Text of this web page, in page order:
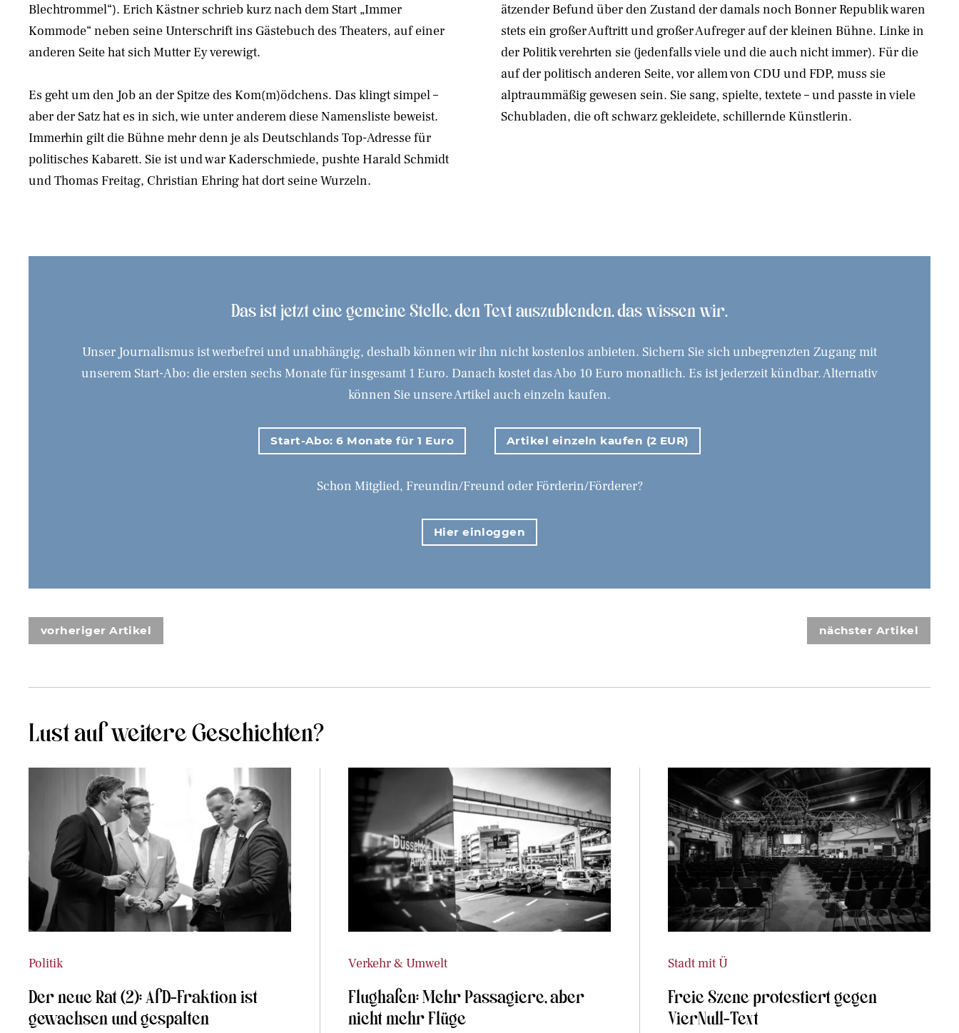
Blechtrommel“). Erich Kästner schrieb kurz nach dem Start „Immer
Kommode“ neben seine Unterschrift ins Gästebuch des Theaters, auf einer
anderen Seite hat sich Mutter Ey verewigt.
Es geht um den Job an der Spitze des Kom(m)ödchens. Das klingt simpel –
aber der Satz hat es in sich, wie unter anderem diese Namensliste beweist.
Immerhin gilt die Bühne mehr denn je als Deutschlands Top-Adresse für
politisches Kabarett. Sie ist und war Kaderschmiede, pushte Harald Schmidt
und Thomas Freitag, Christian Ehring hat dort seine Wurzeln.
ätzender Befund über den Zustand der damals noch Bonner Republik waren
stets ein großer Auftritt und großer Aufreger auf der kleinen Bühne. Linke in
der Politik verehrten sie (jedenfalls viele und die auch nicht immer). Für die
auf der politisch anderen Seite, vor allem von CDU und FDP, muss sie
alptraummäßig gewesen sein. Sie sang, spielte, textete – und passte in viele
Schubladen, die oft schwarz gekleidete, schillernde Künstlerin.
Das ist jetzt eine gemeine Stelle, den Text auszublenden, das wissen wir.
Unser Journalismus ist werbefrei und unabhängig, deshalb können wir ihn nicht kostenlos anbieten. Sichern Sie sich unbegrenzten Zugang mit
unserem Start-Abo: die ersten sechs Monate für insgesamt 1 Euro. Danach kostet das Abo 10 Euro monatlich. Es ist jederzeit kündbar. Alternativ
können Sie unsere Artikel auch einzeln kaufen.
Start-Abo: 6 Monate für 1 Euro Artikel einzeln kaufen (2 EUR)
Schon Mitglied, Freundin/Freund oder Förderin/Förderer?
Hier einloggen
vorheriger Artikel nächster Artikel
Lust auf weitere Geschichten?
Politik
Der neue Rat (2): AfD-Fraktion ist
gewachsen und gespalten
Verkehr & Umwelt
Flughafen: Mehr Passagiere, aber
nicht mehr Flüge
Stadt mit Ü
Freie Szene protestiert gegen
VierNull-Text